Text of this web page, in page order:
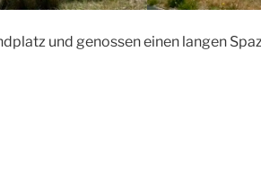
und genossen einen langen